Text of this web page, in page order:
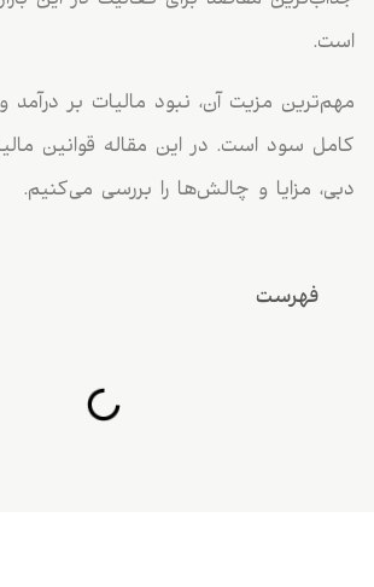
است.
مهم‌ترین مزیت آن، نبود مالیات بر
کامل سود است. در این مقاله قوانین
دبی، مزایا و چالش‌ها را بررسی می‌کنیم.
فهرست